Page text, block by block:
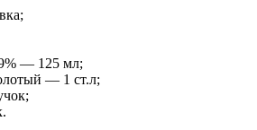
— 125 мл;
— 1 ст.л;